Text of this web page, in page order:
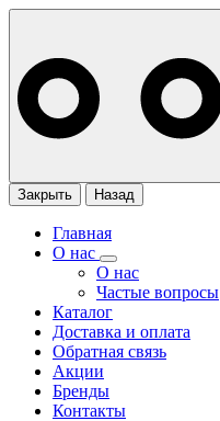
Закрыть Назад
Главная
О нас
О нас
Частые вопросы
Каталог
Доставка и оплата
Обратная связь
Акции
Бренды
Контакты